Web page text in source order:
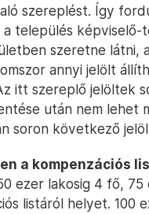
szereplést. Így
a település
szeretne látni,
annyi jelölt
itt szereplő jelöltek
után nem lehet
soron következő
a kompenzációs
ezer lakosig 4 fő,
listáról helyet. 100